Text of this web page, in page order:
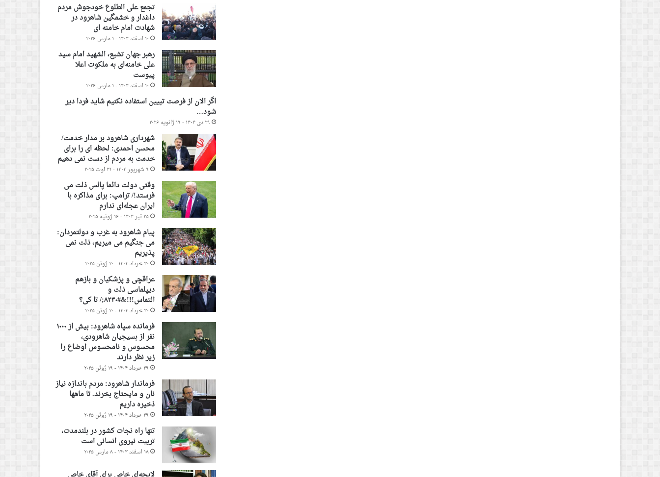
تجمع علی الطلوع خودجوش مردم
داغدار و خشمگین شاهرود در
شهادت امام خامنه ای
۱۰ اسفند ۱۴۰۴ - ۱ مارس ۲۰۲۶
رهبر جهان تشیع، الشهید امام سید
علی خامنه‌ای به ملکوت اعلا
پیوست
۱۰ اسفند ۱۴۰۴ - ۱ مارس ۲۰۲۶
اگر الان از فرصت تبیین استفاده نکنیم شاید فردا دیر
شود…
۲۹ دی ۱۴۰۴ - ۱۹ ژانویه ۲۰۲۶
شهرداری شاهرود بر مدار خدمت/
محسن احمدی: لحظه ای را برای
خدمت به مردم از دست نمی دهیم
۹ شهریور ۱۴۰۴ - ۳۱ اوت ۲۰۲۵
وقتی دولت دائما پالس ذلت می
فرستد!/ ترامپ: برای مذاکره با
ایران عجله‌ای ندارم
۲۵ تیر ۱۴۰۴ - ۱۶ ژوئیه ۲۰۲۵
پیام شاهرود به غرب و دولتمردان:
می جنگیم می میریم، ذلت نمی
پذیریم
۳۰ خرداد ۱۴۰۴ - ۲۰ ژوئن ۲۰۲۵
عراقچی و پزشکیان و بازهم
دیپلماسی ذلت و
التماس!!!&#۸۲۳۰;/ تا کی؟
۳۰ خرداد ۱۴۰۴ - ۲۰ ژوئن ۲۰۲۵
فرمانده سپاه شاهرود: بیش از ۱۰۰۰
نفر از بسیجیان شاهرودی،
محسوس و نامحسوس اوضاع را
زیر نظر دارند
۲۹ خرداد ۱۴۰۴ - ۱۹ ژوئن ۲۰۲۵
فرماندار شاهرود: مردم باندازه نیاز
نان و مایحتاج بخرند. تا ماهها
ذخیره داریم
۲۹ خرداد ۱۴۰۴ - ۱۹ ژوئن ۲۰۲۵
تنها راه نجات کشور در بلندمدت،
تربیت نیروی انسانی است
۱۸ اسفند ۱۴۰۳ - ۸ مارس ۲۰۲۵